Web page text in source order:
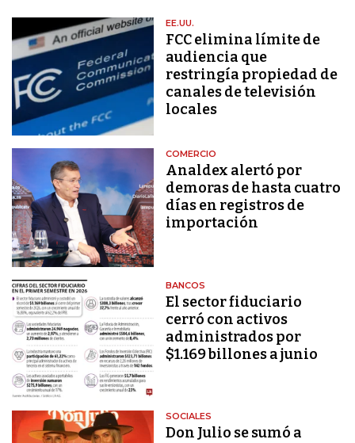
EE.UU.
FCC elimina límite de
audiencia que
restringía propiedad de
canales de televisión
locales
COMERCIO
Analdex alertó por
demoras de hasta cuatro
días en registros de
importación
BANCOS
El sector fiduciario
cerró con activos
administrados por
$1.169 billones a junio
SOCIALES
Don Julio se sumó a